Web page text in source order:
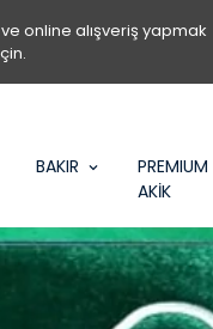
online alışveriş yapmak
BAKIR
PREMIUM
AKİK